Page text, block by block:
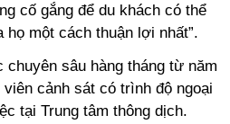
cố gắng để du khách có thể
một cách thuận lợi nhất”.
sâu hàng tháng từ năm
cảnh sát có trình độ ngoại
tại Trung tâm thông dịch.